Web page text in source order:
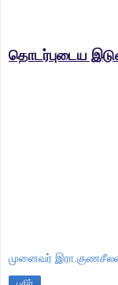
தொடர்புடைய
முனைவர்